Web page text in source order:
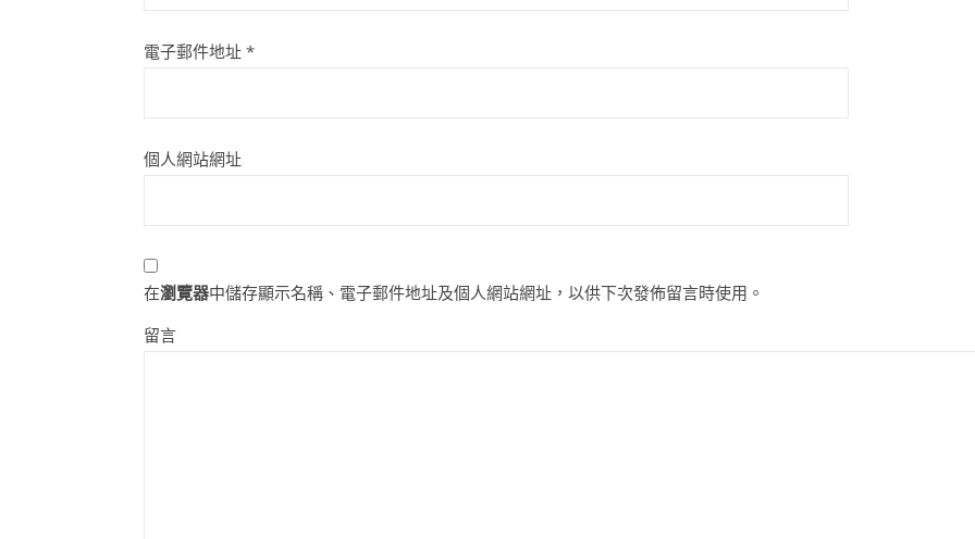
電子郵件地址 *
個人網站網址
在瀏覽器中儲存顯示名稱、電子郵件地址及個人網站網址，以供下次發佈留言時使用。
留言